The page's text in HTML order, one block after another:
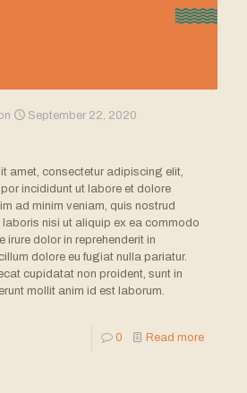
September 22, 2020
amet, consectetur adipiscing elit,
incididunt ut labore et dolore
ad minim veniam, quis nostrud
nisi ut aliquip ex ea commodo
irure dolor in reprehenderit in
dolore eu fugiat nulla pariatur.
cupidatat non proident, sunt in
mollit anim id est laborum.
0 Read more